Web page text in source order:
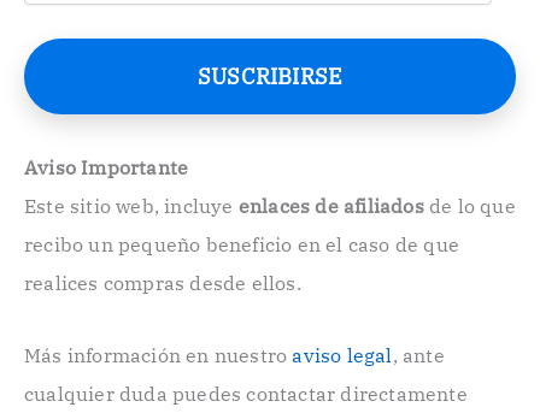
e
o
e
t
ó
n
o
.
SUSCRIBIRSE
Aviso Importante
Este sitio web, incluye enlaces de afiliadosde lo que
recibo un pequeño beneficio en el caso de que
realices compras desde ellos.
Más información en nuestroaviso legal , ante
cualquier duda puedes contactar directamente